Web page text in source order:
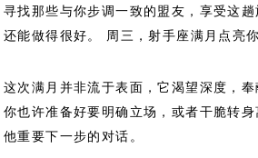
寻找那些与你步调一致的盟友，享受这
还能做得很好。 周三，射手座满月点亮
这次满月并非流于表面，它渴望深度，
你也许准备好要明确立场，或者干脆转
他重要下一步的对话。